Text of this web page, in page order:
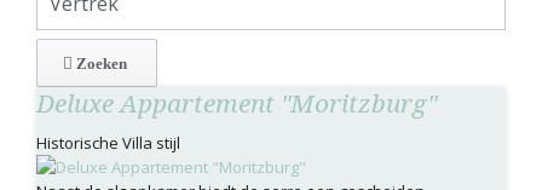
Deluxe Appartement "Moritzburg"
Historische Villa stijl